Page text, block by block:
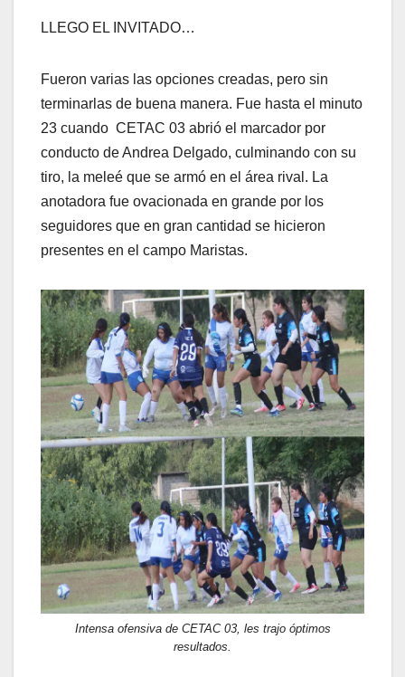
LLEGO EL INVITADO…
Fueron varias las opciones creadas, pero sin
terminarlas de buena manera. Fue hasta el minuto
23 cuando CETAC 03 abrió el marcador por
conducto de Andrea Delgado, culminando con su
tiro, la meleé que se armó en el área rival. La
anotadora fue ovacionada en grande por los
seguidores que en gran cantidad se hicieron
presentes en el campo Maristas.
Intensa ofensiva de CETAC 03, les trajo óptimos
resultados.